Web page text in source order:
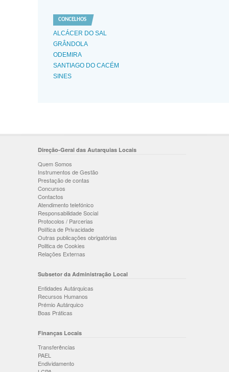
CONCELHOS
ALCÁCER DO SAL
GRÂNDOLA
ODEMIRA
SANTIAGO DO CACÉM
SINES
Direção-Geral das Autarquias Locais
Quem Somos
Instrumentos de Gestão
Prestação de contas
Concursos
Contactos
Atendimento telefónico
Responsabilidade Social
Protocolos / Parcerias
Política de Privacidade
Outras publicações obrigatórias
Politica de Cookies
Relações Externas
Subsetor da Administração Local
Entidades Autárquicas
Recursos Humanos
Prémio Autárquico
Boas Práticas
Finanças Locais
Transferências
PAEL
Endividamento